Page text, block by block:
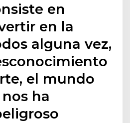
en
en la
alguna vez,
el mundo
ha